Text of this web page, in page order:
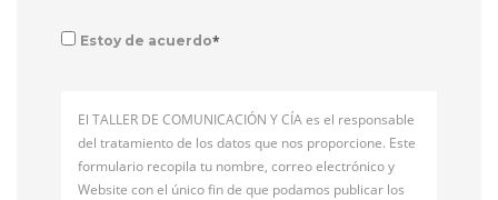
Estoy de acuerdo*
El TALLER DE COMUNICACIÓN Y CÍA es el responsable
del tratamiento de los datos que nos proporcione. Este
formulario recopila tu nombre, correo electrónico y
Website con el único fin de que podamos publicar los